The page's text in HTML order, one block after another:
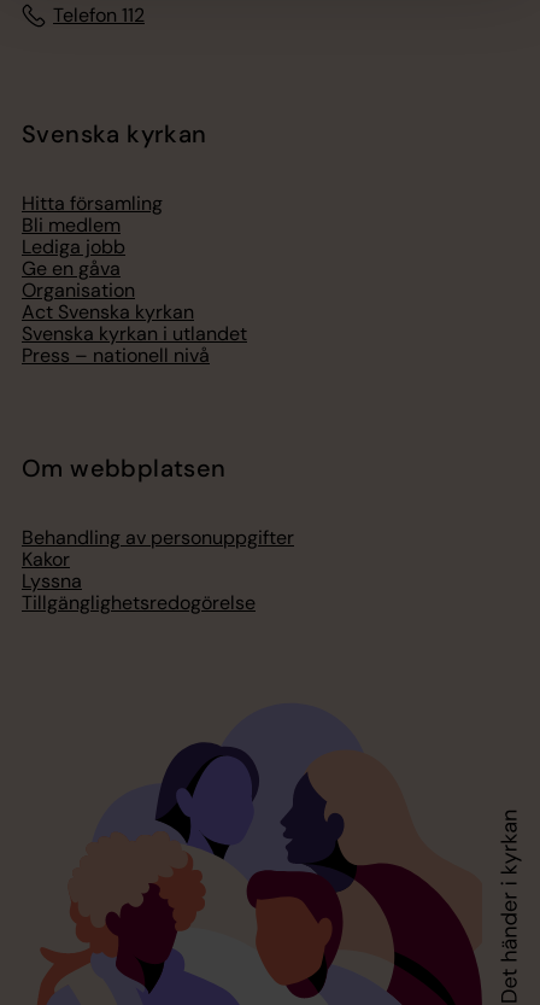
Telefon 112
Svenska kyrkan
Hitta församling
Bli medlem
Lediga jobb
Ge en gåva
Organisation
Act Svenska kyrkan
Svenska kyrkan i utlandet
Press – nationell nivå
Om webbplatsen
Behandling av personuppgifter
Kakor
Lyssna
Tillgänglighetsredogörelse